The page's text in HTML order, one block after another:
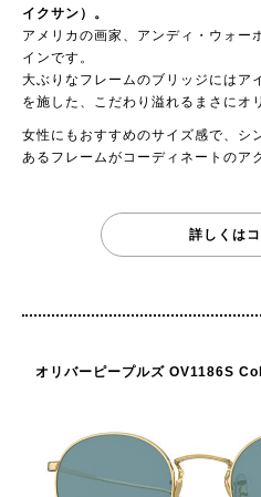
イクサン）。
アメリカの画家、アンディ・ウォー
インです。
大ぶりなフレームのブリッジにはア
を施した、こだわり溢れるまさにオ
女性にもおすすめのサイズ感で、シ
あるフレームがコーディネートのア
詳しくは
オリバーピープルズ OV1186S